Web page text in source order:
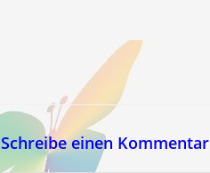
Schreibe einen Kommentar